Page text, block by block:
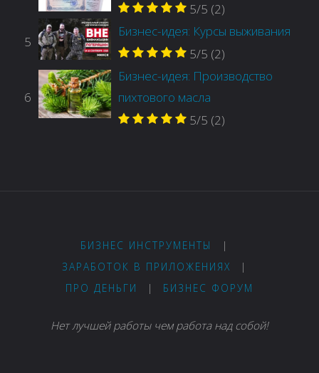
5/5 (2)
5
Бизнес-идея: Курсы выживания
5/5 (2)
6
Бизнес-идея: Производство
пихтового масла
5/5 (2)
БИЗНЕС ИНСТРУМЕНТЫ
|
ЗАРАБОТОК В ПРИЛОЖЕНИЯХ
|
ПРО ДЕНЬГИ
| БИЗНЕС ФОРУМ
Нет лучшей работы чем работа над собой!